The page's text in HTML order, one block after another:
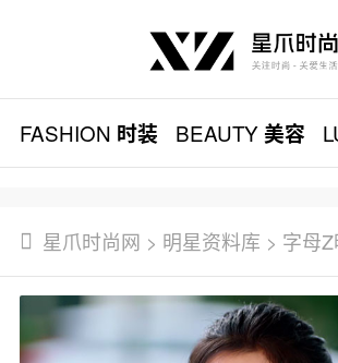
FASHION 时装 BEAUTY美容
星爪时尚网 > 明星资料库 > 字母